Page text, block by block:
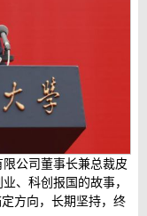
公司董事长兼总裁皮
、科创报国的故事，
方向，长期坚持，终